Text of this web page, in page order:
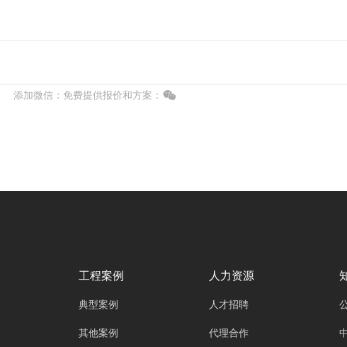
添加微信：免费提供报价和方案：
工程案例
典型案例
其他案例
人力资源
人才招聘
代理合作